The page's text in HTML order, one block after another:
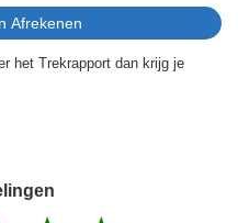
het Trekrapport dan krijg je